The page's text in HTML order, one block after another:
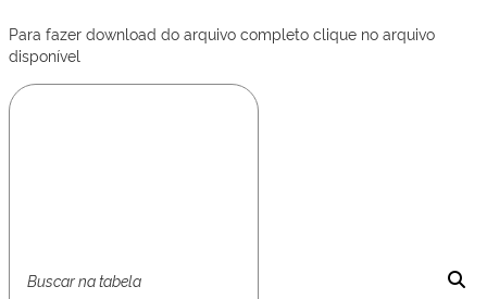
Para fazer download do arquivo completo clique no arquivo
disponível